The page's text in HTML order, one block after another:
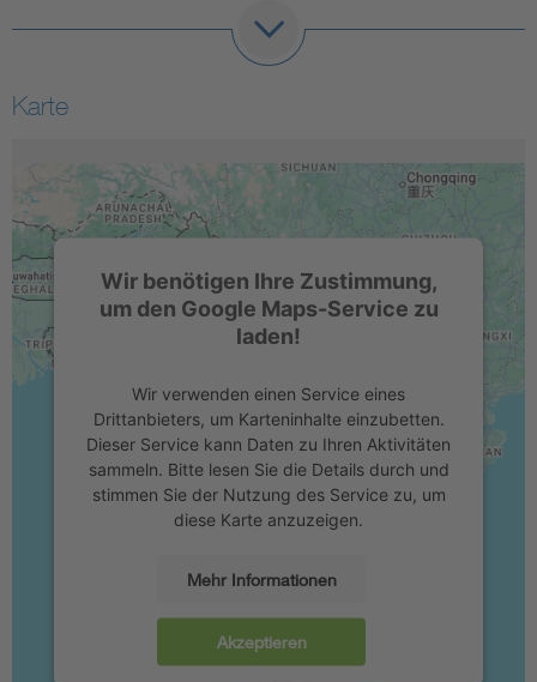
Karte
Wir benötigen Ihre Zustimmung,
um den Google Maps-Service zu
laden!
Wir verwenden einen Service eines
Drittanbieters, um Karteninhalte einzubetten.
Dieser Service kann Daten zu Ihren Aktivitäten
sammeln. Bitte lesen Sie die Details durch und
stimmen Sie der Nutzung des Service zu, um
diese Karte anzuzeigen.
Mehr Informationen
Akzeptieren